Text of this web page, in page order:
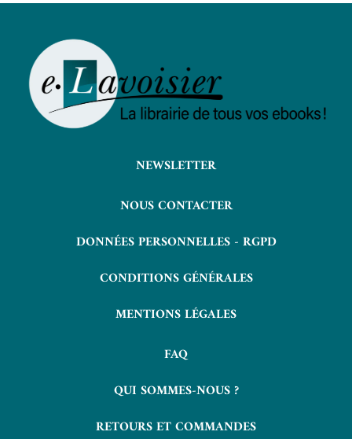
NEWSLETTER
NOUS CONTACTER
DONNÉES PERSONNELLES - RGPD
CONDITIONS GÉNÉRALES
MENTIONS LÉGALES
FAQ
QUI SOMMES-NOUS ?
RETOURS ET COMMANDES